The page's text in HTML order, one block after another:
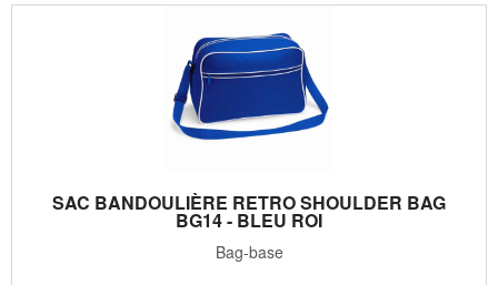
SAC BANDOULIÈRE RETRO SHOULDER BAG
BG14 - BLEU ROI
Bag-base